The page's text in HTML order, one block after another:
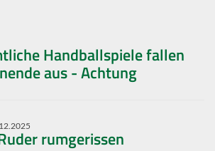
Handballspiele fallen
aus - Achtung
rumgerissen